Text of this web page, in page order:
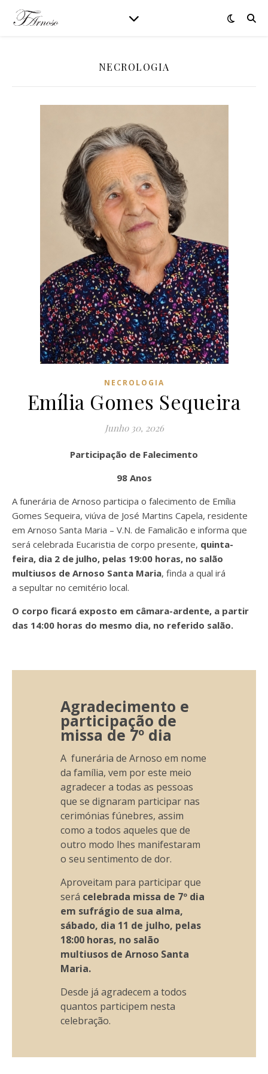
NECROLOGIA
NECROLOGIA
Emília Gomes Sequeira
Junho 30, 2026
Participação de Falecimento
98 Anos
A funerária de Arnoso participa o falecimento de Emília
Gomes Sequeira, viúva de José Martins Capela, residente
em Arnoso Santa Maria – V.N. de Famalicão e informa que
será celebrada Eucaristia de corpo presente, quinta-
feira, dia 2 de julho, pelas 19:00 horas, no salão
multiusos de Arnoso Santa Maria, finda a qual irá
a sepultar no cemitério local.
O corpo ficará exposto em câmara-ardente, a partir
das 14:00 horas do mesmo dia, no referido salão.
Agradecimento e
participação de
missa de 7º dia
A funerária de Arnoso em nome
da família, vem por este meio
agradecer a todas as pessoas
que se dignaram participar nas
cerimónias fúnebres, assim
como a todos aqueles que de
outro modo lhes manifestaram
o seu sentimento de dor.
Aproveitam para participar que
será celebrada missa de 7º dia
em sufrágio de sua alma,
sábado, dia 11 de julho, pelas
18:00 horas, no salão
multiusos de Arnoso Santa
Maria.
Desde já agradecem a todos
quantos participem nesta
celebração.